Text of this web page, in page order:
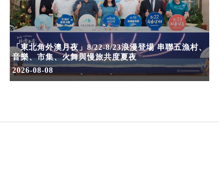
「東北角外澳月夜」8/22-8/23浪漫登場 串聯五漁村、
音樂、市集、火舞與慢旅共度夏夜
2026-08-08